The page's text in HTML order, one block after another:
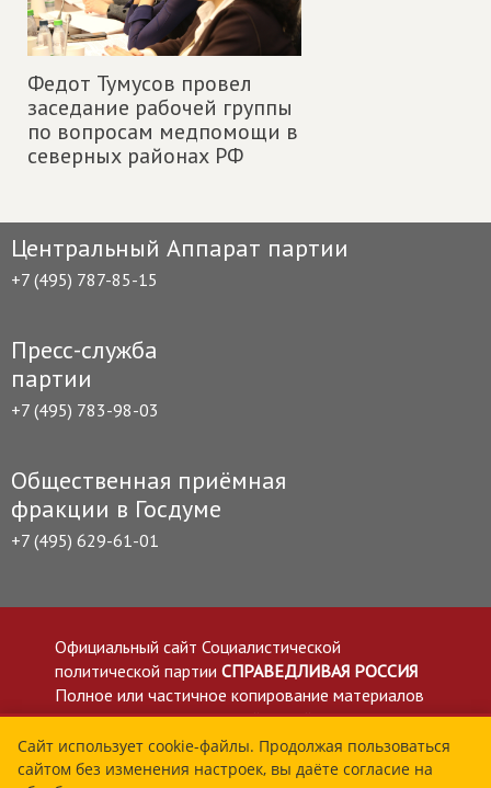
Федот Тумусов провел
заседание рабочей группы
по вопросам медпомощи в
северных районах РФ
Центральный Аппарат партии
+7 (495) 787-85-15
Пресс-служба
партии
+7 (495) 783-98-03
Общественная приёмная
фракции в Госдуме
+7 (495) 629-61-01
Официальный сайт Социалистической
политической партии СПРАВЕДЛИВАЯ РОССИЯ
Полное или частичное копирование материалов
приветствуется со ссылкой на сайт spravedlivo.ru
Политика в отношении обработки персональных
данных
Сайт использует cookie-файлы. Продолжая пользоваться
сайтом без изменения настроек, вы даёте согласие на